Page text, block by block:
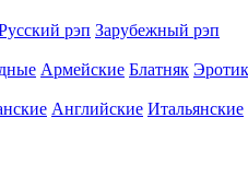
рэп Зарубежный рэп
Армейские Блатняк
Английские Итальянские